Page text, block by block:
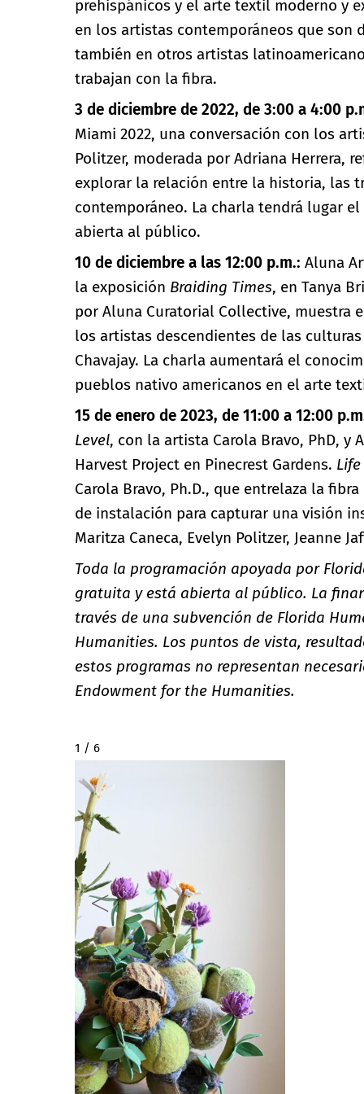
prehispánicos y el arte textil moderno y
en los artistas contemporáneos que son
también en otros artistas
trabajan con la fibra.
3 de diciembre de 2022, de 3:00 a 4:00
Miami 2022, una conversación con los
Politzer, moderada por Adriana Herrera,
explorar la relación entre la historia, las
contemporáneo. La charla tendrá lugar el
abierta al público.
10 de diciembre a las 12:00 p.m.: Aluna
la exposición Braiding Times, en Tanya
por Aluna Curatorial Collective, muestra
los artistas descendientes de las
Chavajay. La charla aumentará el
pueblos nativo americanos en el arte
15 de enero de 2023, de 11:00 a 12:00
Level, con la artista Carola Bravo, PhD, y
Harvest Project en Pinecrest Gardens.
Carola Bravo, Ph.D., que entrelaza la
de instalación para capturar una visión
Maritza Caneca, Evelyn Politzer, Jeanne
Toda la programación apoyada por
gratuita y está abierta al público. La
través de una subvención de Florida
Humanities. Los puntos de vista,
estos programas no representan
Endowment for the Humanities.
2 / 6